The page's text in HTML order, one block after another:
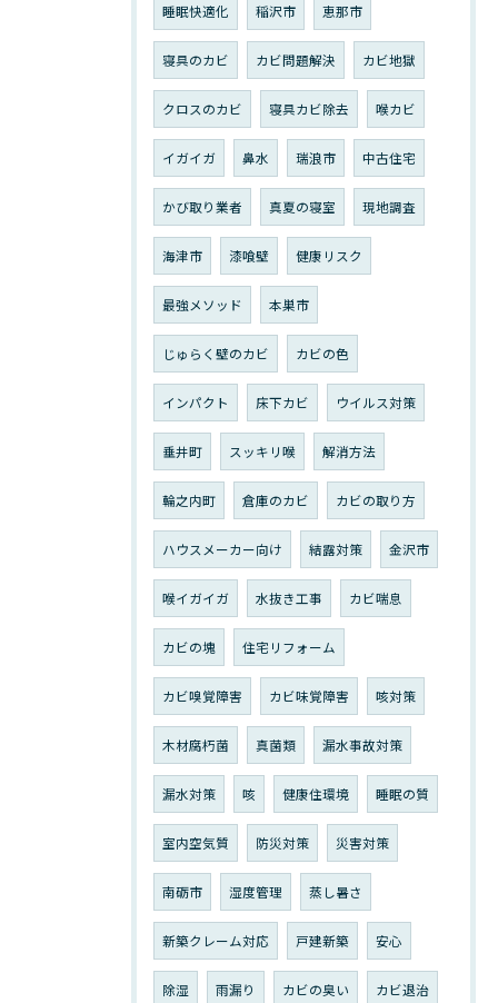
睡眠快適化 稲沢市 恵那市
寝具のカビ カビ問題解決 カビ地獄
クロスのカビ 寝具カビ除去 喉カビ
イガイガ 鼻水 瑞浪市 中古住宅
かび取り業者 真夏の寝室 現地調査
海津市 漆喰壁 健康リスク
最強メソッド 本巣市
じゅらく壁のカビ カビの色
インパクト 床下カビ ウイルス対策
垂井町 スッキリ喉 解消方法
輪之内町 倉庫のカビ カビの取り方
ハウスメーカー向け 結露対策 金沢市
喉イガイガ 水抜き工事 カビ喘息
カビの塊 住宅リフォーム
カビ嗅覚障害 カビ味覚障害 咳対策
木材腐朽菌 真菌類 漏水事故対策
漏水対策 咳 健康住環境 睡眠の質
室内空気質 防災対策 災害対策
南砺市 湿度管理 蒸し暑さ
新築クレーム対応 戸建新築 安心
除湿 雨漏り カビの臭い カビ退治